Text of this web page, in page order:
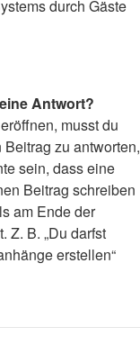
durch Gäste
Antwort?
musst du
Beitrag zu antworten,
sein, dass eine
Beitrag schreiben
am Ende der
Z. B. „Du darfst
erstellen“